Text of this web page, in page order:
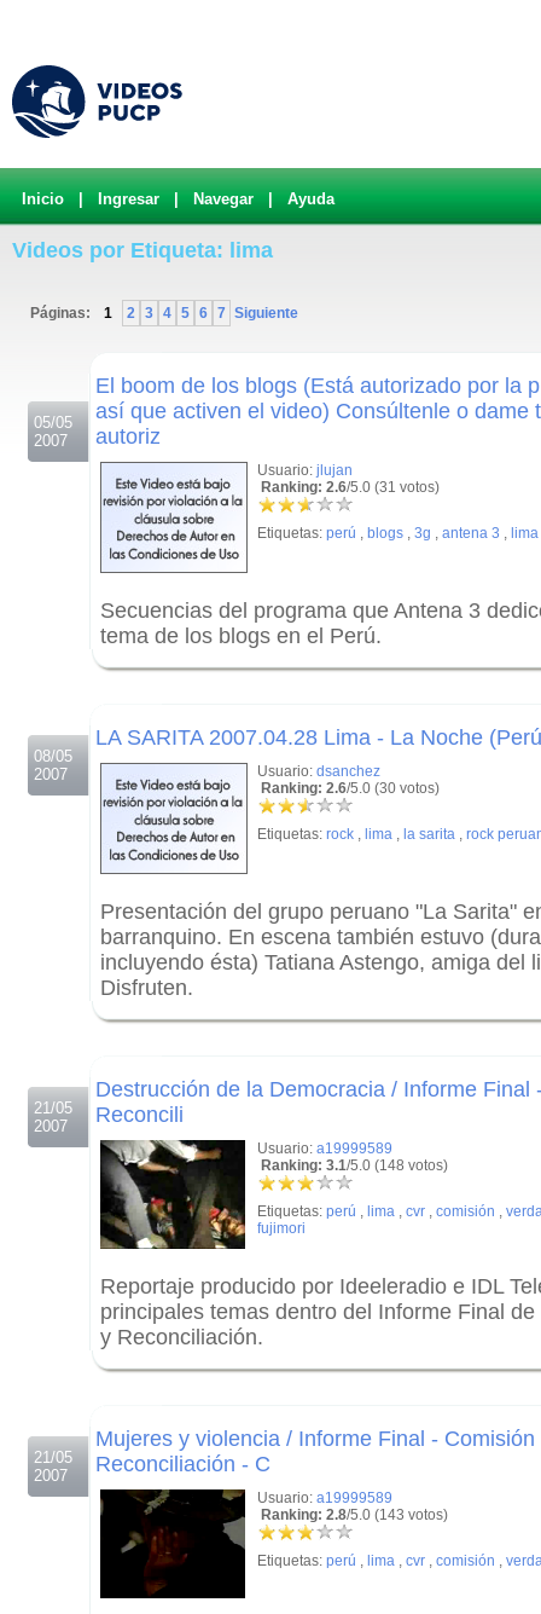
Inicio Ingresar Navegar Ayuda
Videos por Etiqueta: lima
Páginas: 1 2 3 4 5 6 7 Siguiente
05/05
2007
El boom de los blogs (Está autorizado por la
así que activen el video) Consúltenle o dame
autoriz
Usuario: jlujan
Ranking: 2.6/5.0 (31 votos)
Etiquetas: perú , blogs , 3g , antena 3 , lima
Secuencias del programa que Antena 3
tema de los blogs en el Perú.
08/05
2007
LA SARITA 2007.04.28 Lima - La Noche
Usuario: dsanchez
Ranking: 2.6/5.0 (30 votos)
Etiquetas: rock , lima , la sarita , rock
Presentación del grupo peruano "La Sarita"
barranquino. En escena también estuvo
incluyendo ésta) Tatiana Astengo, amiga del
Disfruten.
21/05
2007
Destrucción de la Democracia / Informe Final
Reconcili
Usuario: a19999589
Ranking: 3.1/5.0 (148 votos)
Etiquetas: perú , lima , cvr , comisión ,
fujimori
Reportaje producido por Ideeleradio e IDL
principales temas dentro del Informe Final
y Reconciliación.
21/05
2007
Mujeres y violencia / Informe Final -
Reconciliación - C
Usuario: a19999589
Ranking: 2.8/5.0 (143 votos)
Etiquetas: perú , lima , cvr , comisión ,